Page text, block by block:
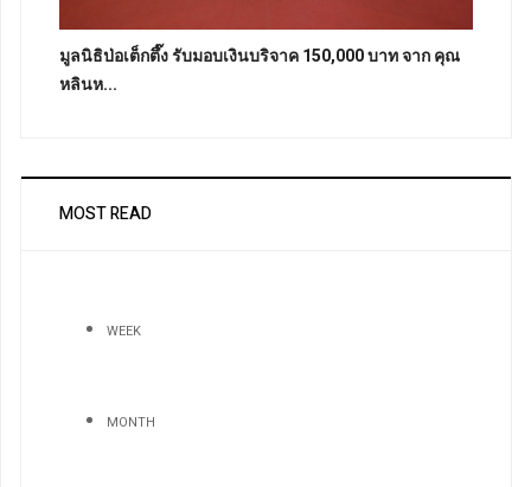
มูลนิธิป่อเต็กตึ๊ง รับมอบเงินบริจาค 150,000 บาท จาก คุณ
หลินห...
MOST READ
WEEK
MONTH